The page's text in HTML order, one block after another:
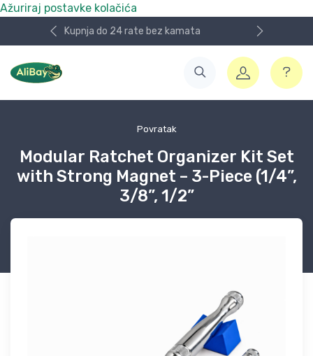
Ažuriraj postavke kolačića
Nismo više e.Bay.hr. Postali smo AliBay!
Povratak
Modular Ratchet Organizer Kit Set
with Strong Magnet – 3-Piece (1/4”,
3/8”, 1/2”